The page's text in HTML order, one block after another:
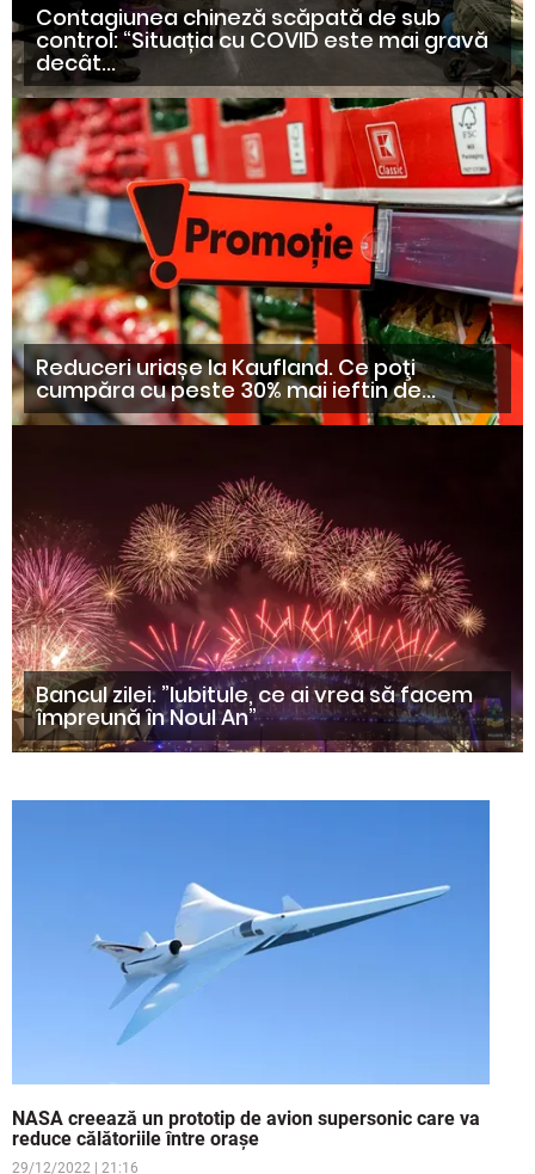
Contagiunea chineză scăpată de sub
control: “Situația cu COVID este mai gravă
decât...
Reduceri uriașe la Kaufland. Ce poţi
cumpăra cu peste 30% mai ieftin de...
Bancul zilei. ”lubitule, ce ai vrea să facem
împreună în Noul An”
NASA creează un prototip de avion supersonic care va
reduce călătoriile între orașe
29/12/2022 | 21:16